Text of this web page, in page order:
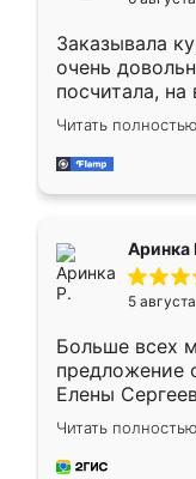
Заказывала
очень
посчитала, на
Замерщик
делу со всей
за день,
Читать полностью
Аринка
5
Больше всех
предложение
Елены
короткие
для замера
предложил по
Читать полностью